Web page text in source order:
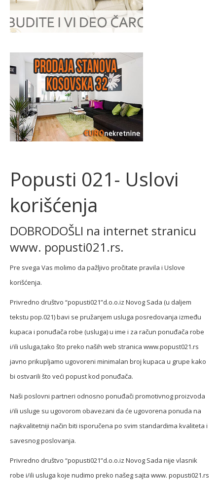
Popusti 021- Uslovi
korišćenja
DOBRODOŠLI na internet stranicu
www. popusti021.rs.
Pre svega Vas molimo da pažljivo pročitate pravila i Uslove
korišćenja.
Privredno društvo “popusti021”d.o.o.iz Novog Sada (u daljem
tekstu pop.021) bavi se pružanjem usluga posredovanja između
kupaca i ponuđača robe (usluga) u ime i za račun ponuđača robe
i/ili usluga,tako što preko naših web stranica www.popust021.rs
javno prikupljamo ugovoreni minimalan broj kupaca u grupe kako
bi ostvarili što veći popust kod ponuđača.
Naši poslovni partneri odnosno ponuđači promotivnog proizvoda
i/ili usluge su ugovorom obavezani da će ugovorena ponuda na
najkvalitetniji način biti isporučena po svim standardima kvaliteta i
savesnog poslovanja.
Privredno društvo “popusti021”d.o.o.iz Novog Sada nije vlasnik
robe i/ili usluga koje nudimo preko našeg sajta www. popusti021.rs